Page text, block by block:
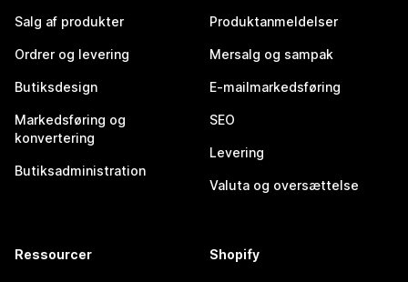
Salg af produkter
Ordrer og levering
Butiksdesign
Markedsføring og
konvertering
Butiksadministration
Produktanmeldelser
Mersalg og sampak
E-mailmarkedsføring
SEO
Levering
Valuta og oversættelse
Ressourcer Shopify